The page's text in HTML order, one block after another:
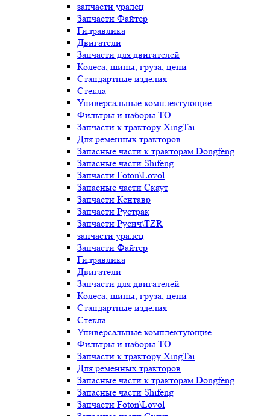
запчасти уралец
Запчасти Файтер
Гидравлика
Двигатели
Запчасти для двигателей
Колёса, шины, груза, цепи
Стандартные изделия
Стёкла
Универсальные комплектующие
Фильтры и наборы ТО
Запчасти к трактору XingTai
Для ременных тракторов
Запасные части к тракторам Dongfeng
Запасные части Shifeng
Запчасти Foton\Lovol
Запасные части Скаут
Запчасти Кентавр
Запчасти Рустрак
Запчасти Русич\TZR
запчасти уралец
Запчасти Файтер
Гидравлика
Двигатели
Запчасти для двигателей
Колёса, шины, груза, цепи
Стандартные изделия
Стёкла
Универсальные комплектующие
Фильтры и наборы ТО
Запчасти к трактору XingTai
Для ременных тракторов
Запасные части к тракторам Dongfeng
Запасные части Shifeng
Запчасти Foton\Lovol